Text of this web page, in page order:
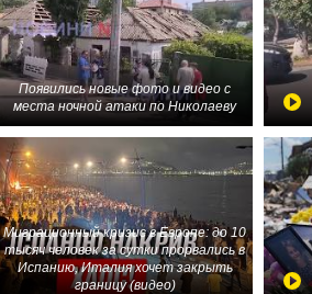
Появились новые фото и видео с
места ночной атаки по Николаеву
Миграционный кризис в Европе: до 10
тысяч человек за сутки прорвались в
Испанию, Италия хочет закрыть
границу (видео)